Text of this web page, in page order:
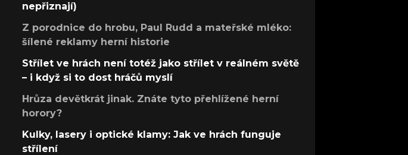
nepřiznají)
Z porodnice do hrobu, Paul Rudd a mateřské mléko:
šílené reklamy herní historie
Střílet ve hrách není totéž jako střílet v reálném světě
– i když si to dost hráčů myslí
Hrůza devětkrát jinak. Znáte tyto přehlížené herní
horory?
Kulky, lasery i optické klamy: Jak ve hrách funguje
střílení